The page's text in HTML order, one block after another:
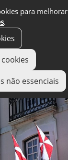
para
.
não essenciais